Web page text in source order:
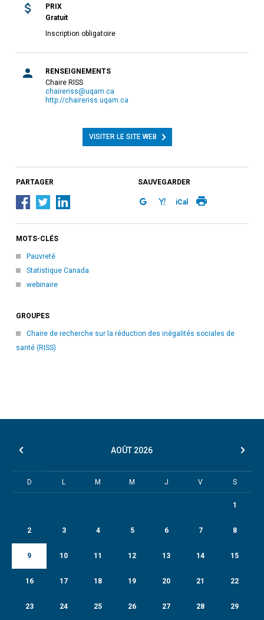
PRIX
Gratuit
Inscription obligatoire
RENSEIGNEMENTS
Chaire RISS
chaireriss@uqam.ca
http://chaireriss.uqam.ca
VISITER LE SITE WEB
PARTAGER SAUVEGARDER
iCal
MOTS-CLÉS
Pauvreté
Statistique Canada
webinaire
GROUPES
Chaire de recherche sur la réduction des inégalités sociales de
santé (RISS)
AOÛT 2026
D L M M J V S
1
2 3 4 5 6 7 8
9 10 11 12 13 14 15
16 17 18 19 20 21 22
23 24 25 26 27 28 29